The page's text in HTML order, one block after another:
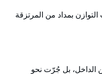
بمداد من المرتزقة
الداخل، بل جُرّت نحو